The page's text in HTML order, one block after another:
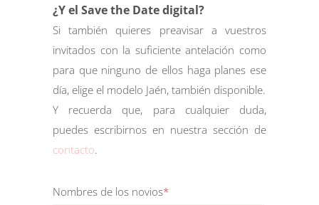
¿Y el Save the Date digital?
Si también quieres preavisar a vuestros
invitados con la suficiente antelación como
para que ninguno de ellos haga planes ese
día, elige el modelo Jaén, también disponible.
Y recuerda que, para cualquier duda,
puedes escribirnos en nuestra sección de
contacto.
Nombres de los novios*